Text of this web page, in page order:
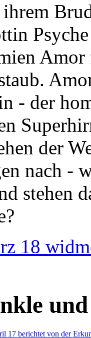
- der
der
nach -
stehen
18
17 berichtet von der